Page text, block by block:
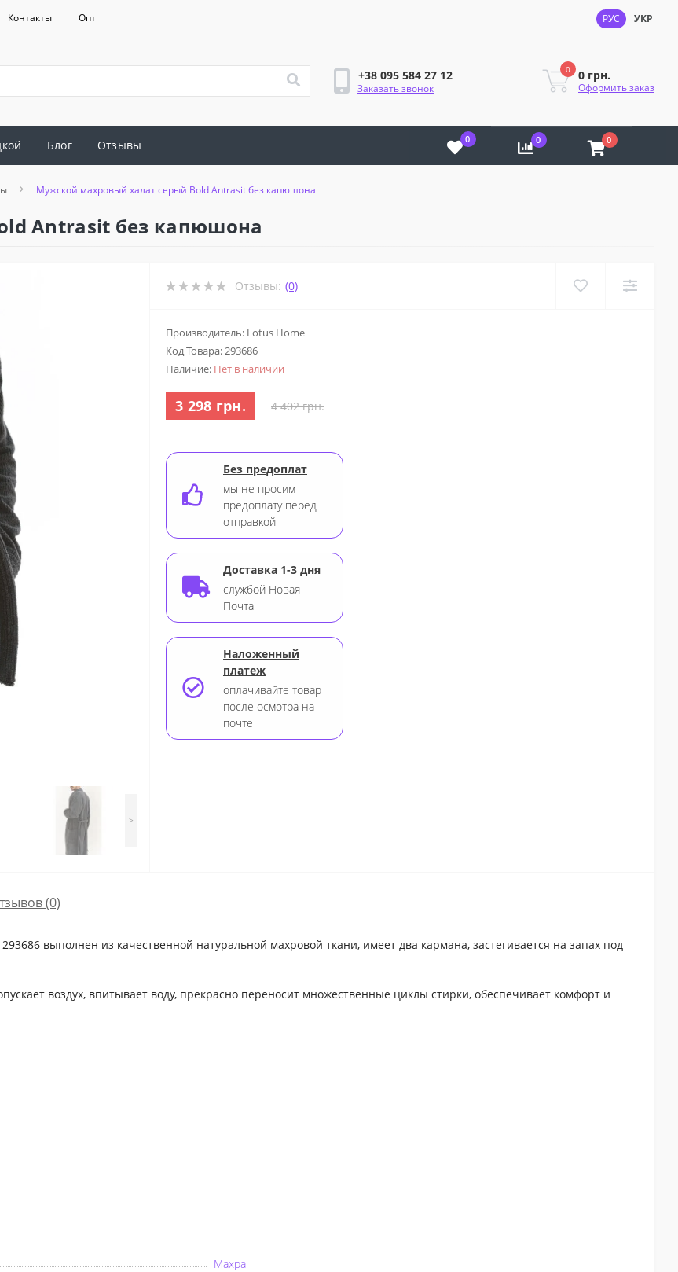
Контакты Опт РУС УКР
+38 095 584 27 12
Заказать звонок
0 0 грн.
Оформить заказ
Блог Отзывы 0 0 0
Мужской махровый халат серый Bold Antrasit без капюшона
Antrasit без капюшона
>
Отзывы: (0)
Производитель: Lotus Home
Код Товара:293686
Наличие: Нет в наличии
3 298 грн. 4 402 грн.
Без предоплат
мы не просим
предоплату перед
отправкой
Доставка 1-3 дня
службой Новая
Почта
Наложенный
платеж
оплачивайте товар
после осмотра на
почте
(0)
выполнен из качественной натуральной махровой ткани, имеет два кармана, застегивается на запах под
воздух, впитывает воду, прекрасно переносит множественные циклы стирки, обеспечивает комфорт и
Махра